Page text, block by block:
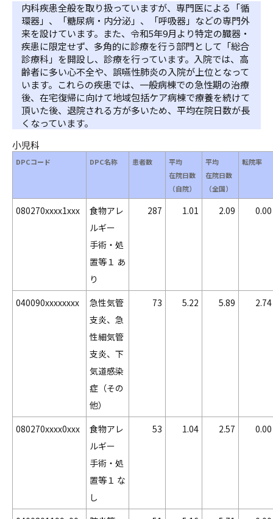
内科疾患全般を取り扱っていますが、専門医による「循
環器」、「糖尿病・内分泌」、「呼吸器」などの専門外
来を設けています。また、令和5年9月より特定の臓器・
疾患に限定せず、多角的に診療を行う部門として「総合
診療科」を開設し、診療を行っています。入院では、高
齢者に多い心不全や、誤嚥性肺炎の入院が上位となって
います。これらの疾患では、一般病棟での急性期の治療
後、在宅復帰に向けて地域包括ケア病棟で療養を続けて
頂いた後、退院される方が多いため、平均在院日数が長
くなっています。
小児科
DPCコード DPC名称 患者数
平均
在院日数
（自院）
平均
在院日数
（全国）
転院率
080270xxxx1xxx
食物アレ
ルギー
手術・処
置等１ あ
り
287 1.01 2.09 0.00
040090xxxxxxxx
急性気管
支炎、急
性細気管
支炎、下
気道感染
症（その
他）
73 5.22 5.89 2.74
080270xxxx0xxx
食物アレ
ルギー
手術・処
置等１ な
し
53 1.04 2.57 0.00